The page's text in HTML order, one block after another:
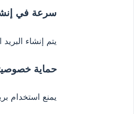
سرعة في
يتم إنشاء
حماية
يمنع استخدام